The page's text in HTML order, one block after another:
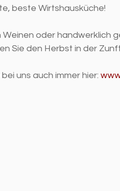
beste Wirtshausküche!
oder handwerklich
Sie den Herbst in der
uns auch immer hier: